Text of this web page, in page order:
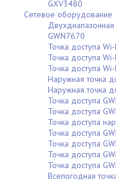
GXV3480
Сетевое оборудование
GWN7670
Точка доступа
Точка доступа
Точка доступа
Наружная точка
Наружная точка
Точка доступа
Точка доступа
Точка доступа
Точка доступа
Точка доступа
Точка доступа
Точка доступа
Всепогодная